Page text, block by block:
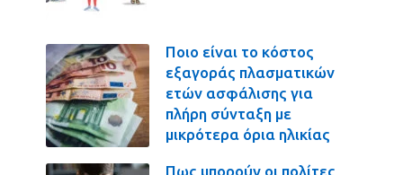
Ποιο είναι το κόστος
εξαγοράς πλασματικών
ετών ασφάλισης για
πλήρη σύνταξη με
μικρότερα όρια ηλικίας
Πως μπορούν οι πολίτες